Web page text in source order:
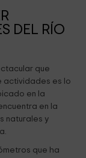
DEL RÍO
que
actividades es lo
en la
en la
naturales y
que ha